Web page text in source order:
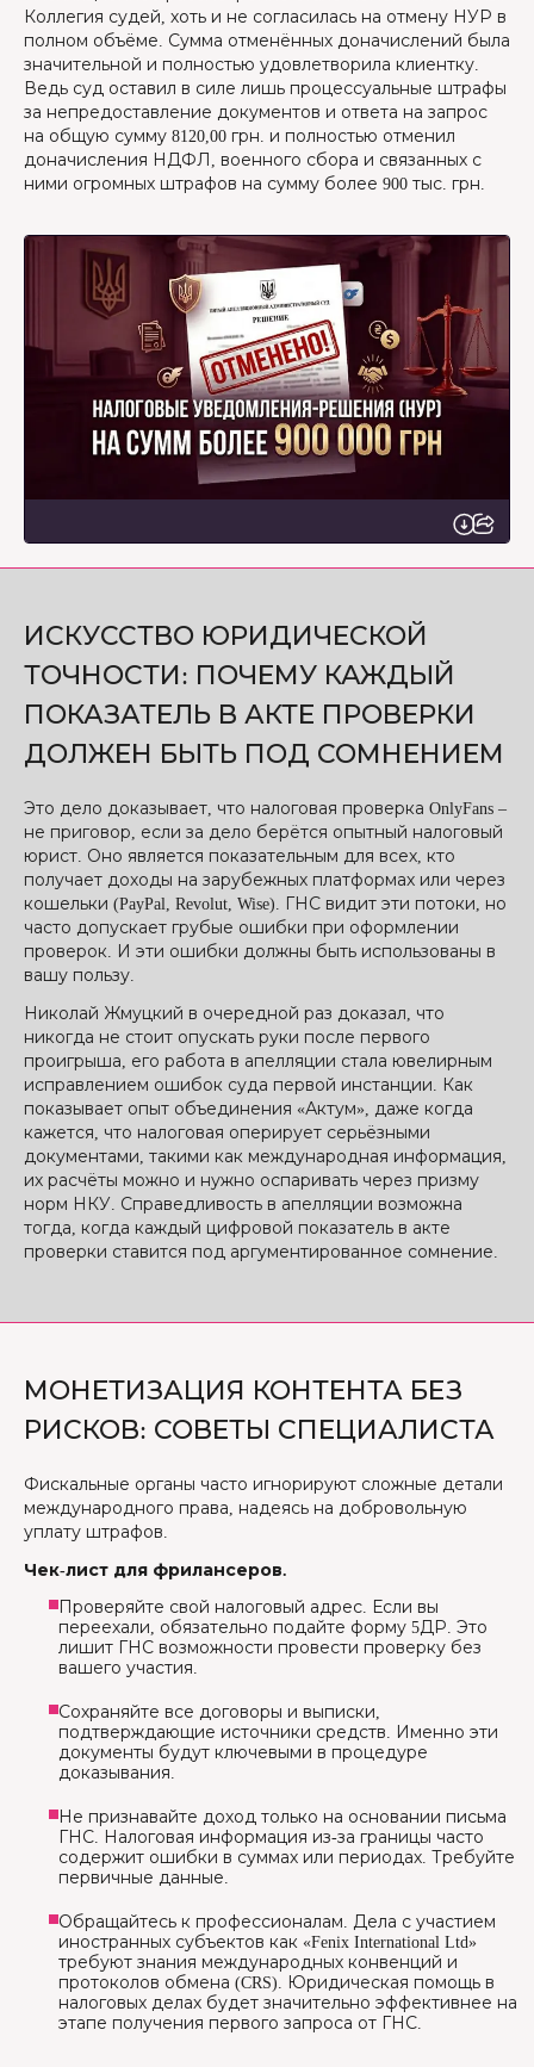
Коллегия судей, хоть и не согласилась на отмену НУР в
полном объёме. Сумма отменённых доначислений была
значительной и полностью удовлетворила клиентку.
Ведь суд оставил в силе лишь процессуальные штрафы
за непредоставление документов и ответа на запрос
на общую сумму 8120,00 грн. и полностью отменил
доначисления НДФЛ, военного сбора и связанных с
ними огромных штрафов на сумму более 900 тыс. грн.
ИСКУССТВО ЮРИДИЧЕСКОЙ
ТОЧНОСТИ: ПОЧЕМУ КАЖДЫЙ
ПОКАЗАТЕЛЬ В АКТЕ ПРОВЕРКИ
ДОЛЖЕН БЫТЬ ПОД СОМНЕНИЕМ
Это дело доказывает, что налоговая проверка OnlyFans –
не приговор, если за дело берётся опытный налоговый
юрист. Оно является показательным для всех, кто
получает доходы на зарубежных платформах или через
кошельки (PayPal, Revolut, Wise). ГНС видит эти потоки, но
часто допускает грубые ошибки при оформлении
проверок. И эти ошибки должны быть использованы в
вашу пользу.
Николай Жмуцкий в очередной раз доказал, что
никогда не стоит опускать руки после первого
проигрыша, его работа в апелляции стала ювелирным
исправлением ошибок суда первой инстанции. Как
показывает опыт объединения «Актум», даже когда
кажется, что налоговая оперирует серьёзными
документами, такими как международная информация,
их расчёты можно и нужно оспаривать через призму
норм НКУ. Справедливость в апелляции возможна
тогда, когда каждый цифровой показатель в акте
проверки ставится под аргументированное сомнение.
МОНЕТИЗАЦИЯ КОНТЕНТА БЕЗ
РИСКОВ: СОВЕТЫ СПЕЦИАЛИСТА
Фискальные органы часто игнорируют сложные детали
международного права, надеясь на добровольную
уплату штрафов.
Чек-лист для фрилансеров.
Проверяйте свой налоговый адрес. Если вы
переехали, обязательно подайте форму 5ДР. Это
лишит ГНС возможности провести проверку без
вашего участия.
Сохраняйте все договоры и выписки,
подтверждающие источники средств. Именно эти
документы будут ключевыми в процедуре
доказывания.
Не признавайте доход только на основании письма
ГНС. Налоговая информация из-за границы часто
содержит ошибки в суммах или периодах. Требуйте
первичные данные.
Обращайтесь к профессионалам. Дела с участием
иностранных субъектов как «Fenix International Ltd»
требуют знания международных конвенций и
протоколов обмена (CRS). Юридическая помощь в
налоговых делах будет значительно эффективнее на
этапе получения первого запроса от ГНС.